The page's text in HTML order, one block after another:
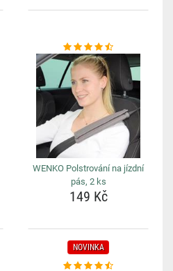
WENKO Polstrování na jízdní
pás, 2 ks
149 Kč
NOVINKA